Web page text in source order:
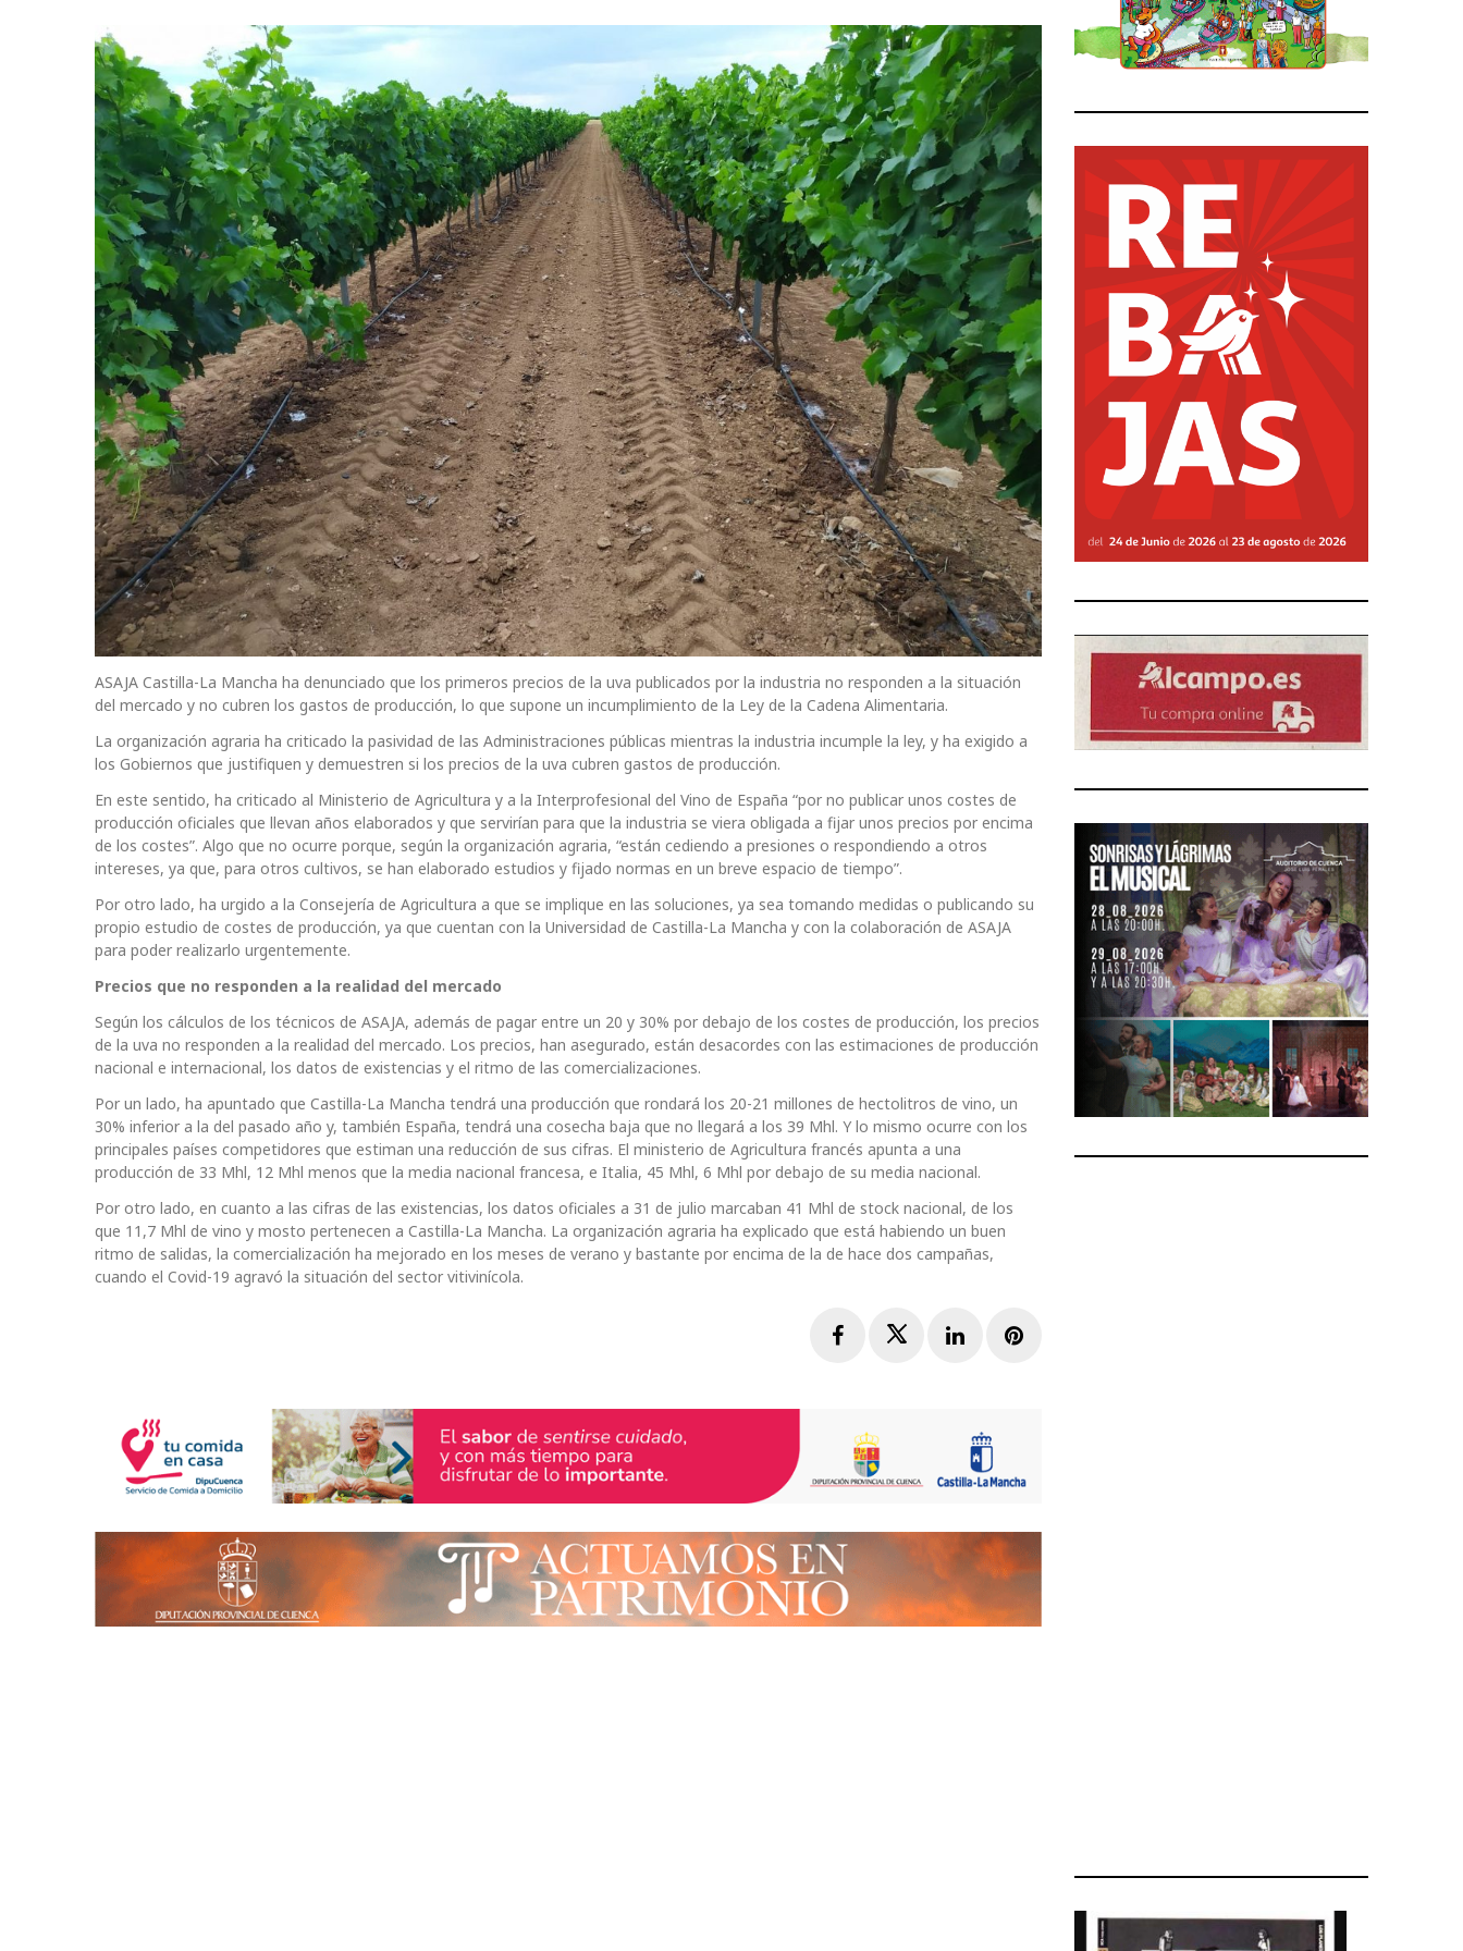
ASAJA Castilla-La Mancha ha denunciado que los primeros precios de la uva publicados por la industria no responden a la situación
del mercado y no cubren los gastos de producción, lo que supone un incumplimiento de la Ley de la Cadena Alimentaria.
La organización agraria ha criticado la pasividad de las Administraciones públicas mientras la industria incumple la ley, y ha exigido a
los Gobiernos que justifiquen y demuestren si los precios de la uva cubren gastos de producción.
En este sentido, ha criticado al Ministerio de Agricultura y a la Interprofesional del Vino de España “por no publicar unos costes de
producción oficiales que llevan años elaborados y que servirían para que la industria se viera obligada a fijar unos precios por encima
de los costes”. Algo que no ocurre porque, según la organización agraria, “están cediendo a presiones o respondiendo a otros
intereses, ya que, para otros cultivos, se han elaborado estudios y fijado normas en un breve espacio de tiempo”.
Por otro lado, ha urgido a la Consejería de Agricultura a que se implique en las soluciones, ya sea tomando medidas o publicando su
propio estudio de costes de producción, ya que cuentan con la Universidad de Castilla-La Mancha y con la colaboración de ASAJA
para poder realizarlo urgentemente.
Precios que no responden a la realidad del mercado
Según los cálculos de los técnicos de ASAJA, además de pagar entre un 20 y 30% por debajo de los costes de producción, los precios
de la uva no responden a la realidad del mercado. Los precios, han asegurado, están desacordes con las estimaciones de producción
nacional e internacional, los datos de existencias y el ritmo de las comercializaciones.
Por un lado, ha apuntado que Castilla-La Mancha tendrá una producción que rondará los 20-21 millones de hectolitros de vino, un
30% inferior a la del pasado año y, también España, tendrá una cosecha baja que no llegará a los 39 Mhl. Y lo mismo ocurre con los
principales países competidores que estiman una reducción de sus cifras. El ministerio de Agricultura francés apunta a una
producción de 33 Mhl, 12 Mhl menos que la media nacional francesa, e Italia, 45 Mhl, 6 Mhl por debajo de su media nacional.
Por otro lado, en cuanto a las cifras de las existencias, los datos oficiales a 31 de julio marcaban 41 Mhl de stock nacional, de los
que 11,7 Mhl de vino y mosto pertenecen a Castilla-La Mancha. La organización agraria ha explicado que está habiendo un buen
ritmo de salidas, la comercialización ha mejorado en los meses de verano y bastante por encima de la de hace dos campañas,
cuando el Covid-19 agravó la situación del sector vitivinícola.
FacebookTwitterLinkedInPinterest